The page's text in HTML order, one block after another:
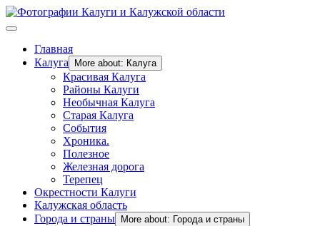
Главная
Калуга
More about: Калуга
Красивая Калуга
Районы Калуги
Необычная Калуга
Старая Калуга
События
Хроника.
Полезное
Железная дорога
Терепец
Окрестности Калуги
Калужская область
Города и страны
More about: Города и страны